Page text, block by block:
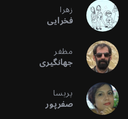
زهرا
فخرایی
مظفر
جهانگیری
پریسا
صفرپور